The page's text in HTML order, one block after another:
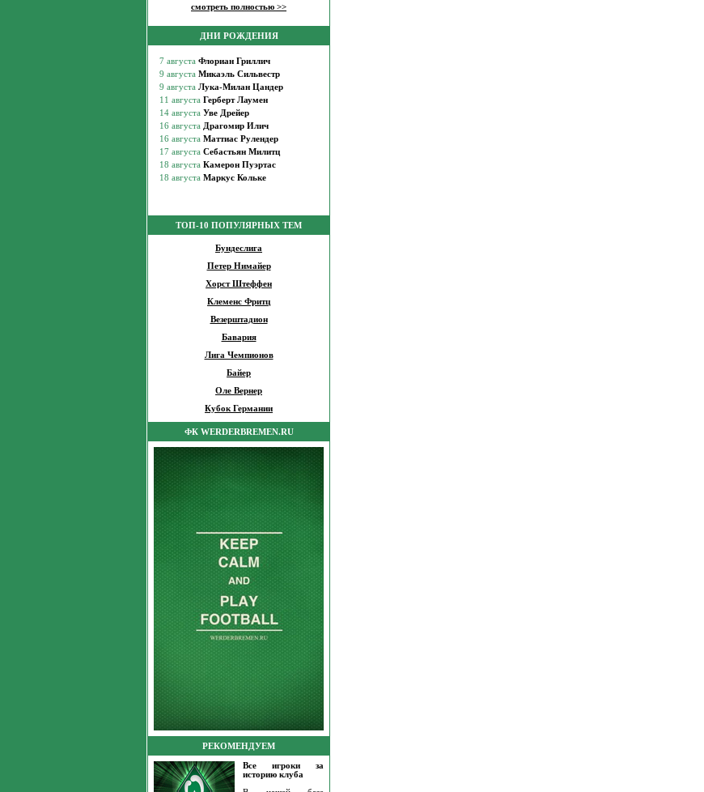
смотреть полностью >>
ДНИ РОЖДЕНИЯ
ТОП-10 ПОПУЛЯРНЫХ ТЕМ
Бундеслига
Петер Нимайер
Хорст Штеффен
Клеменс Фритц
Везерштадион
Бавария
Лига Чемпионов
Байер
Оле Вернер
Кубок Германии
ФК WERDERBREMEN.RU
РЕКОМЕНДУЕМ
Все игроки за
историю клуба